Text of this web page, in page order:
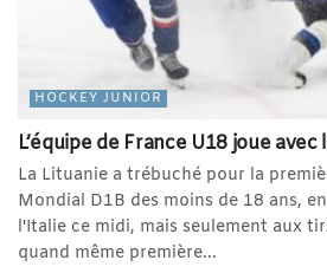
HOCKEY JUNIOR
L’équipe de France U18 joue
La Lituanie a trébuché pour la
Mondial D1B des moins de 18 ans,
l'Italie ce midi, mais seulement aux
quand même première...